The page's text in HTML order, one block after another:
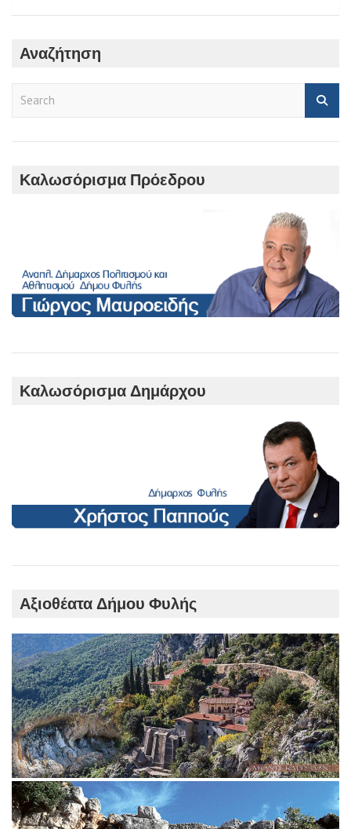
Αναζήτηση
r
Καλωσόρισμα Πρόεδρου
Καλωσόρισμα Δημάρχου
Αξιοθέατα Δήμου Φυλής